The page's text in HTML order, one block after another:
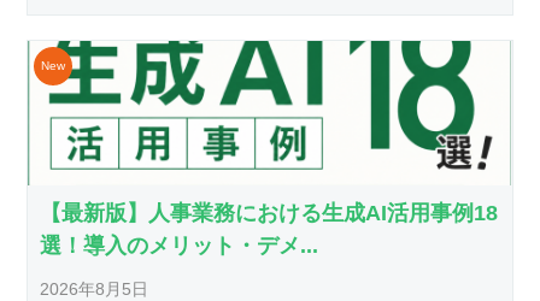
【最新版】人事業務における生成AI活用事例18
選！導入のメリット・デメ...
2026年8月5日